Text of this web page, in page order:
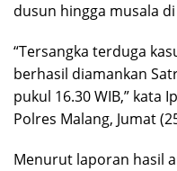
dusun hingga musala
“Tersangka terduga
berhasil diamankan
pukul 16.30 WIB,” kata
Polres Malang, Jumat
Menurut laporan hasil